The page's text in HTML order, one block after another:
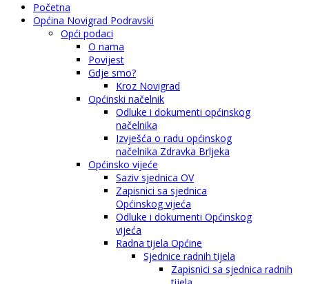
Početna
Općina Novigrad Podravski
Opći podaci
O nama
Povijest
Gdje smo?
Kroz Novigrad
Općinski načelnik
Odluke i dokumenti općinskog
načelnika
Izvješća o radu općinskog
načelnika Zdravka Brljeka
Općinsko vijeće
Saziv sjednica OV
Zapisnici sa sjednica
Općinskog vijeća
Odluke i dokumenti Općinskog
vijeća
Radna tijela Općine
Sjednice radnih tijela
Zapisnici sa sjednica radnih